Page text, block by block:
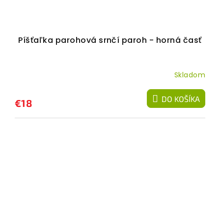
Píšťaľka parohová srnčí paroh - horná časť
Skladom
€18 DO KOŠÍKA